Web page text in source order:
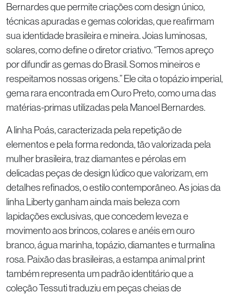
Bernardes que permite criações com design único,
técnicas apuradas e gemas coloridas, que reafirmam
sua identidade brasileira e mineira. Joias luminosas,
solares, como define o diretor criativo. “Temos apreço
por difundir as gemas do Brasil. Somos mineiros e
respeitamos nossas origens.” Ele cita o topázio imperial,
gema rara encontrada em Ouro Preto, como uma das
matérias-primas utilizadas pela Manoel Bernardes.
A linha Poás, caracterizada pela repetição de
elementos e pela forma redonda, tão valorizada pela
mulher brasileira, traz diamantes e pérolas em
delicadas peças de design lúdico que valorizam, em
detalhes refinados, o estilo contemporâneo. As joias da
linha Liberty ganham ainda mais beleza com
lapidações exclusivas, que concedem leveza e
movimento aos brincos, colares e anéis em ouro
branco, água marinha, topázio, diamantes e turmalina
rosa. Paixão das brasileiras, a estampa animal print
também representa um padrão identitário que a
coleção Tessuti traduziu em peças cheias de